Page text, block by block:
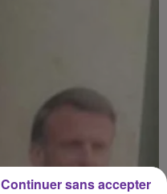
Continuer sans accepter